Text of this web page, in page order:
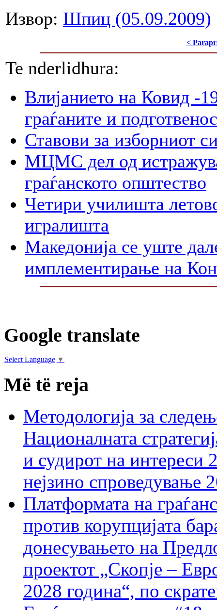
Извор: Шпиц (05.09.2009)
<
Te nderlidhura:
Влијанието на Ковид -
граѓаните и
Ставови за изборниот
МЦМС дел од
граѓанското општество
Четири училишта
игралишта
Македонија се уште
имплементирање на
Google translate
Select Language ▼
Më të reja
Методологија за
Националната
и судирот на интереси
нејзино спроведување
Платформата на
против корупцијата
донесувањето на
проектот „Скопје –
2028 година“, по